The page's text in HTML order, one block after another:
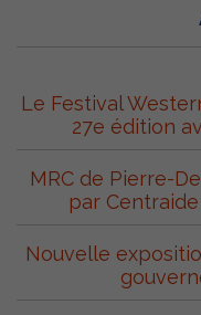
Le Festival
27e édition
MRC de Pierre-
par
Nouvelle